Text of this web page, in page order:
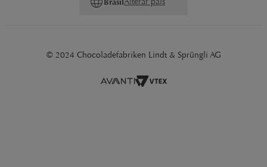
© 2024 Chocoladefabriken Lindt & Sprüngli AG